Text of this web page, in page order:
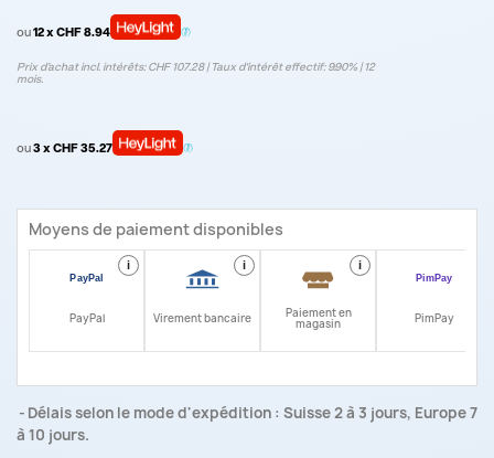
ou12 x CHF 8.94
Prix d’achat incl. intérêts: CHF 107.28 | Taux d‘intérêt effectif: 9.90% | 12
mois.
ou3 x CHF 35.27
Moyens de paiement disponibles
i
PayPal
i
Virement bancaire
i
Paiement en
magasin PimPay
Délais selon le mode d'expédition : Suisse 2 à 3 jours, Europe 7
à 10 jours.